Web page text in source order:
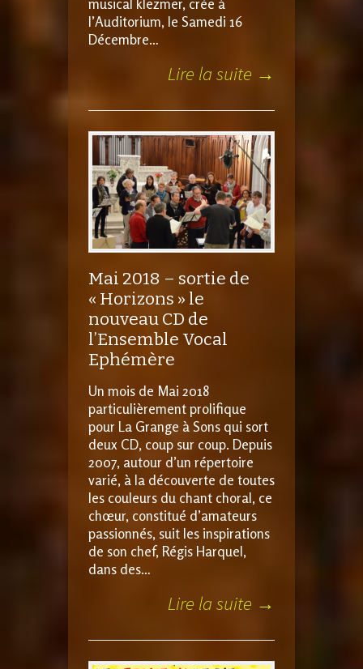
musical klezmer, crée à
l’Auditorium, le Samedi 16
Décembre…
Lire la suite →
Mai 2018 – sortie de
« Horizons » le
nouveau CD de
l’Ensemble Vocal
Ephémère
Un mois de Mai 2018
particulièrement prolifique
pour La Grange à Sons qui sort
deux CD, coup sur coup. Depuis
2007, autour d’un répertoire
varié, à la découverte de toutes
les couleurs du chant choral, ce
chœur, constitué d’amateurs
passionnés, suit les inspirations
de son chef, Régis Harquel,
dans des…
Lire la suite →